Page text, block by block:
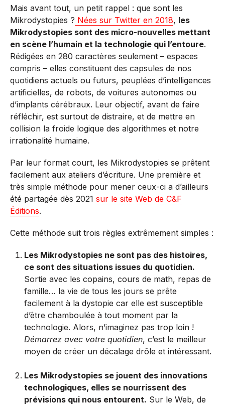
Mais avant tout, un petit rappel : que sont les
Mikrodystopies ? Nées sur Twitter en 2018, les
Mikrodystopies sont des micro-nouvelles mettant
en scène l’humain et la technologie qui l’entoure.
Rédigées en 280 caractères seulement – espaces
compris – elles constituent des capsules de nos
quotidiens actuels ou futurs, peuplées d’intelligences
artificielles, de robots, de voitures autonomes ou
d’implants cérébraux. Leur objectif, avant de faire
réfléchir, est surtout de distraire, et de mettre en
collision la froide logique des algorithmes et notre
irrationalité humaine.
Par leur format court, les Mikrodystopies se prêtent
facilement aux ateliers d’écriture. Une première et
très simple méthode pour mener ceux-ci a d’ailleurs
été partagée dès 2021 sur le site Web de C&F
Éditions.
Cette méthode suit trois règles extrêmement simples :
Les Mikrodystopies ne sont pas des histoires,
ce sont des situations issues du quotidien.
Sortie avec les copains, cours de math, repas de
famille… la vie de tous les jours se prête
facilement à la dystopie car elle est susceptible
d’être chamboulée à tout moment par la
technologie. Alors, n’imaginez pas trop loin !
Démarrez avec votre quotidien, c’est le meilleur
moyen de créer un décalage drôle et intéressant.
Les Mikrodystopies se jouent des innovations
technologiques, elles se nourrissent des
prévisions qui nous entourent. Sur le Web, de